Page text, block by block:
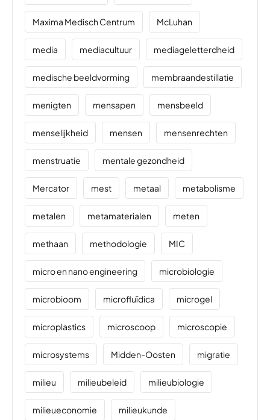
Maxima Medisch Centrum McLuhan
media mediacultuur mediageletterdheid
medische beeldvorming membraandestillatie
menigten mensapen mensbeeld
menselijkheid mensen mensenrechten
menstruatie mentale gezondheid
Mercator mest metaal metabolisme
metalen metamaterialen meten
methaan methodologie MIC
micro en nano engineering microbiologie
microbioom microfluïdica microgel
microplastics microscoop microscopie
microsystems Midden-Oosten migratie
milieu milieubeleid milieubiologie
milieueconomie milieukunde